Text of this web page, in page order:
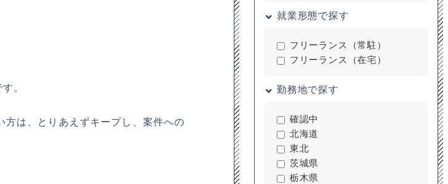
。
は、とりあえずキープし、案件への
就業形態で探す
フリーランス（常駐）
フリーランス（在宅）
勤務地で探す
確認中
北海道
東北
茨城県
栃木県